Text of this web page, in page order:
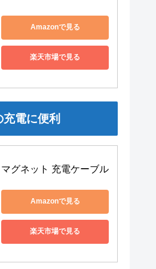
Amazonで見る
楽天市場で見る
電に便利
マグネット 充電ケーブル
Amazonで見る
楽天市場で見る